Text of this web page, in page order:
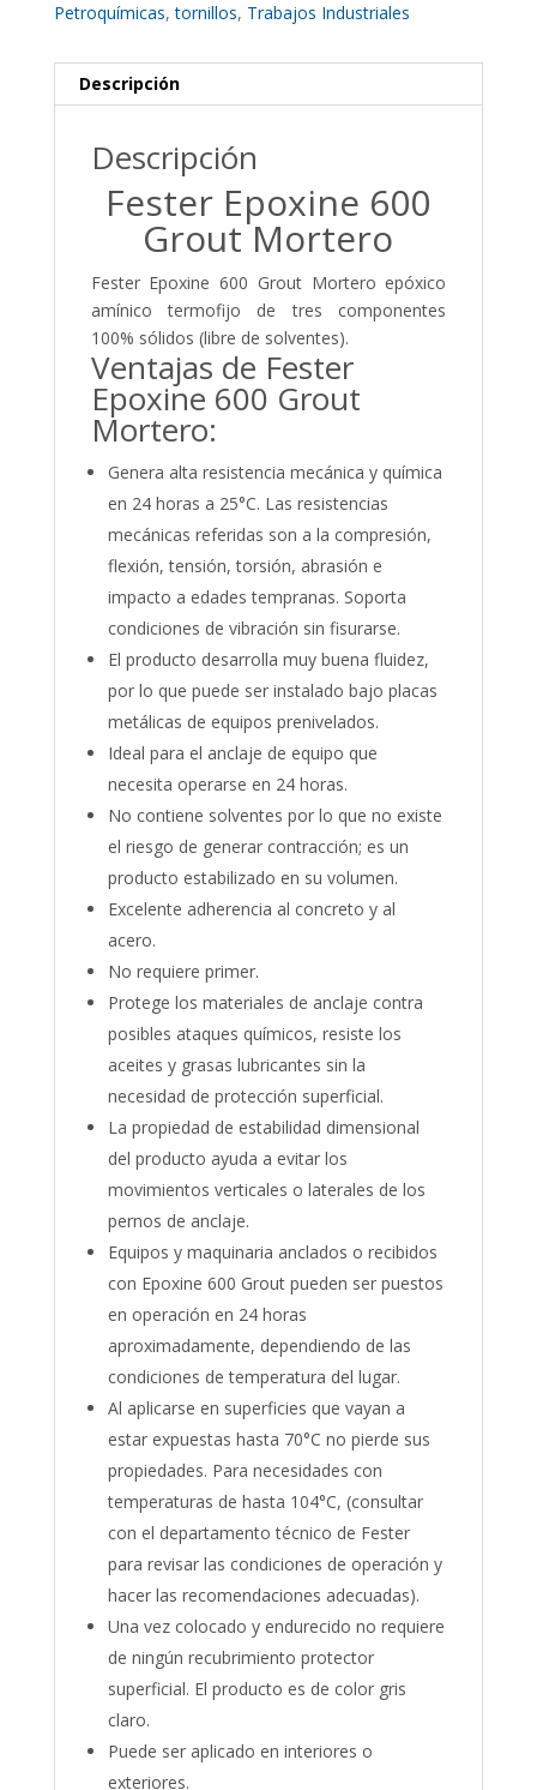
Petroquímicas,tornillos, Trabajos Industriales
Descripción
Descripción
Fester Epoxine 600
Grout Mortero
Fester Epoxine 600 Grout Mortero epóxico
amínico termofijo de tres componentes
100% sólidos (libre de solventes).
Ventajas de Fester
Epoxine 600 Grout
Mortero:
Genera alta resistencia mecánica y química
en 24 horas a 25°C. Las resistencias
mecánicas referidas son a la compresión,
flexión, tensión, torsión, abrasión e
impacto a edades tempranas. Soporta
condiciones de vibración sin fisurarse.
El producto desarrolla muy buena fluidez,
por lo que puede ser instalado bajo placas
metálicas de equipos prenivelados.
Ideal para el anclaje de equipo que
necesita operarse en 24 horas.
No contiene solventes por lo que no existe
el riesgo de generar contracción; es un
producto estabilizado en su volumen.
Excelente adherencia al concreto y al
acero.
No requiere primer.
Protege los materiales de anclaje contra
posibles ataques químicos, resiste los
aceites y grasas lubricantes sin la
necesidad de protección superficial.
La propiedad de estabilidad dimensional
del producto ayuda a evitar los
movimientos verticales o laterales de los
pernos de anclaje.
Equipos y maquinaria anclados o recibidos
con Epoxine 600 Grout pueden ser puestos
en operación en 24 horas
aproximadamente, dependiendo de las
condiciones de temperatura del lugar.
Al aplicarse en superficies que vayan a
estar expuestas hasta 70°C no pierde sus
propiedades. Para necesidades con
temperaturas de hasta 104°C, (consultar
con el departamento técnico de Fester
para revisar las condiciones de operación y
hacer las recomendaciones adecuadas).
Una vez colocado y endurecido no requiere
de ningún recubrimiento protector
superficial. El producto es de color gris
claro.
Puede ser aplicado en interiores o
exteriores.